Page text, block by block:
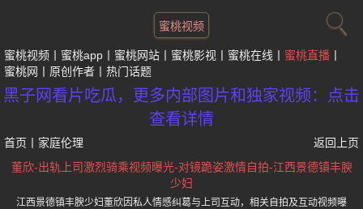
蜜桃视频
蜜桃视频 蜜桃app 蜜桃网站 蜜桃影视 蜜桃在线
蜜桃直播
蜜桃网
原创作者 热门话题
黑子网看片吃瓜，更多内部图片和独家视频：点击
查看详情
首页 家庭伦理
返回上页
董欣-出轨上司激烈骑乘视频曝光-对镜跪姿激情自拍-江西景德镇丰腴
少妇
江西景德镇丰腴少妇董欣因私人情感纠葛与上司互动，相关自拍及互动视频曝